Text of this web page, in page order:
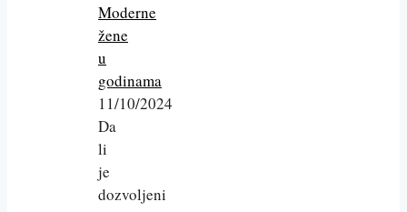
Moderne
žene
u
godinama
11/10/2024
Da
li
je
dozvoljeni